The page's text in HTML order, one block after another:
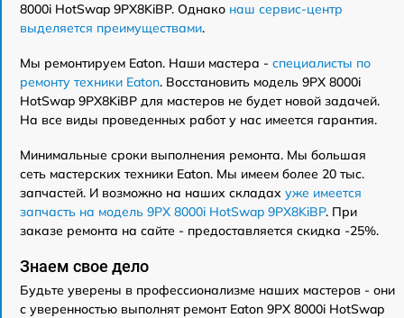
8000i HotSwap 9PX8KiBP. Однако наш сервис-центр
выделяется преимуществами.
Мы ремонтируем Eaton. Наши мастера - специалисты по
ремонту техники Eaton. Восстановить модель 9PX 8000i
HotSwap 9PX8KiBP для мастеров не будет новой задачей.
На все виды проведенных работ у нас имеется гарантия.
Минимальные сроки выполнения ремонта. Мы большая
сеть мастерских техники Eaton. Мы имеем более 20 тыс.
запчастей. И возможно на наших складах уже имеется
запчасть на модель 9PX 8000i HotSwap 9PX8KiBP. При
заказе ремонта на сайте - предоставляется скидка -25%.
Знаем свое дело
Будьте уверены в профессионализме наших мастеров - они
с уверенностью выполнят ремонт Eaton 9PX 8000i HotSwap